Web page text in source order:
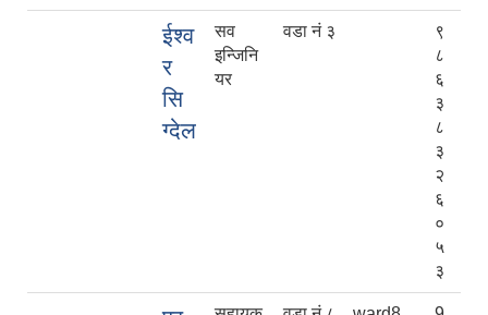
ईश्व
र
सि
ग्देल
सव
इन्जिनि
यर
वडा नं ३
९
८
६
३
८
३
२
६
०
५
३